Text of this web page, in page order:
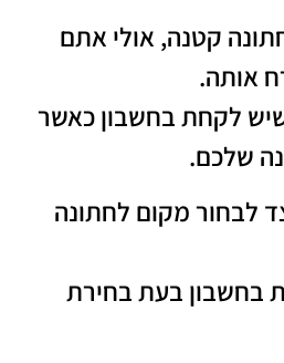
קטנה, אולי אתם
אותה.
לקחת בחשבון כאשר
שלכם.
לבחור מקום לחתונה
בחשבון בעת בחירת